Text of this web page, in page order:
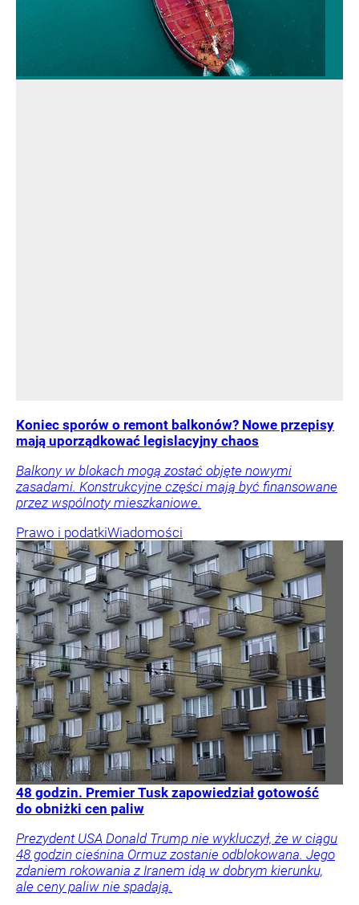
Koniec sporów o remont balkonów? Nowe przepisy
mają uporządkować legislacyjny chaos
Balkony w blokach mogą zostać objęte nowymi
zasadami. Konstrukcyjne części mają być finansowane
przez wspólnoty mieszkaniowe.
Prawo i podatkiWiadomości
48 godzin. Premier Tusk zapowiedział gotowość
do obniżki cen paliw
Prezydent USA Donald Trump nie wykluczył, że w ciągu
48 godzin cieśnina Ormuz zostanie odblokowana. Jego
zdaniem rokowania z Iranem idą w dobrym kierunku,
ale ceny paliw nie spadają.